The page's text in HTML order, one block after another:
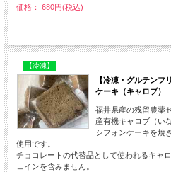
価格： 680円(税込)
【冷凍】
【冷凍・グルテンフ
ケーキ（キャロブ）
福井県産の残留農薬
産有機キャロブ（い
シフォンケーキを焼
使用です。
チョコレートの代替品として使われるキャ
ェインを含みません。